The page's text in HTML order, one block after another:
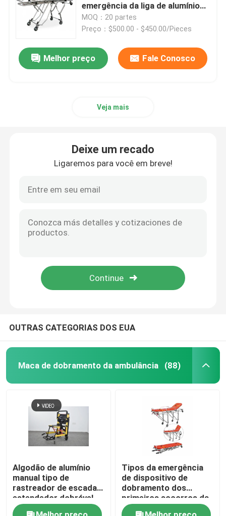
Para casa
Produtos
Vídeos
emergência da liga de alumínio
ICU do móbil do equipamento
MDK-L06 médico para o CARRO
MOQ：20 partes
Preço：$500.00 - $450.00/Pieces
Melhor preço Fale Conosco
Veja mais
Deixe um recado
Ligaremos para você em breve!
OUTRAS CATEGORIAS DOS EUA
Maca de dobramento da ambulância (88)
Algodão de alumínio
manual tipo de
rastreador de escada
estendedor dobrável
leve para transferência
Tipos da emergência
de dispositivo de
dobramento dos
primeiros socorros da
maca 1900MM 92cm